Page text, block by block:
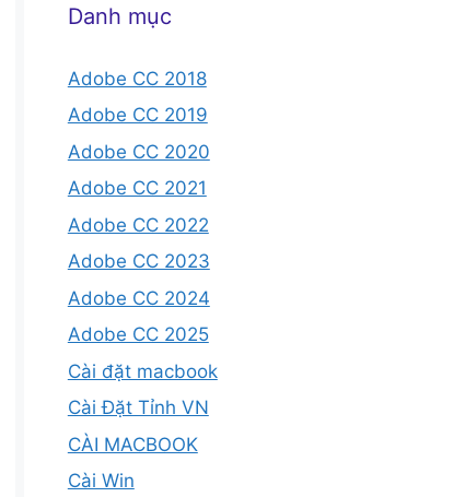
Danh mục
Adobe CC 2018
Adobe CC 2019
Adobe CC 2020
Adobe CC 2021
Adobe CC 2022
Adobe CC 2023
Adobe CC 2024
Adobe CC 2025
Cài đặt macbook
Cài Đặt Tỉnh VN
CÀI MACBOOK
Cài Win